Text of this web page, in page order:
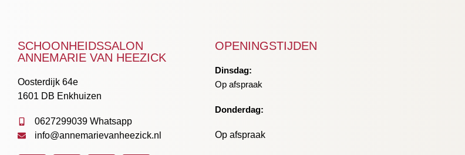
SCHOONHEIDSSALON
ANNEMARIE VAN HEEZICK
Oosterdijk 64e
1601 DB Enkhuizen
0627299039 Whatsapp
info@annemarievanheezick.nl
OPENINGSTIJDEN
Dinsdag:
Op afspraak
Donderdag:
Op afspraak